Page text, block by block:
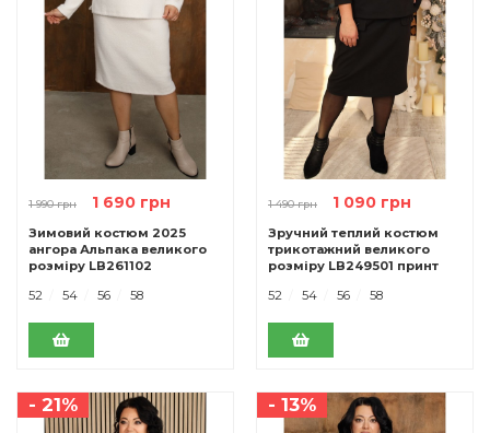
1 990 грн 1 690 грн
Зимовий костюм 2025
ангора Альпака великого
розміру LB261102
52
54 56 58
1 490 грн 1 090 грн
Зручний теплий костюм
трикотажний великого
розміру LB249501 принт
52
54 56 58
- 21% - 13%